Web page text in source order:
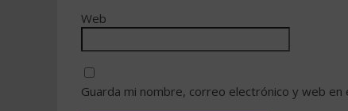
Web
Guarda mi nombre, correo electrónico y web